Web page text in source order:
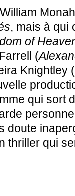
, mais à qui
of
(
Knightley (
qui sort
doute
thriller qui